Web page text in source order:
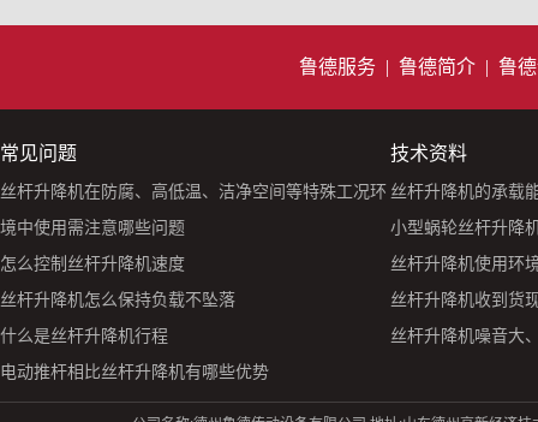
鲁德服务 | 鲁德简介 | 鲁
常见问题
丝杆升降机在防腐、高低温、洁净空间等特殊工况环
境中使用需注意哪些问题
怎么控制丝杆升降机速度
丝杆升降机怎么保持负载不坠落
什么是丝杆升降机行程
电动推杆相比丝杆升降机有哪些优势
技术资料
丝杆升降机的承载
小型蜗轮丝杆升降
丝杆升降机使用环
丝杆升降机收到货
丝杆升降机噪音大